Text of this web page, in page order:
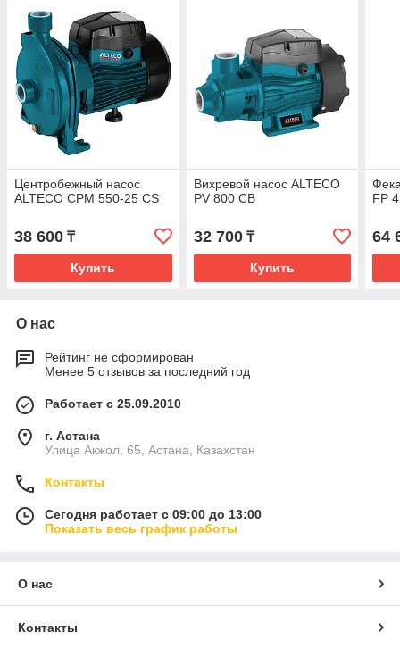
Центробежный насос
ALTECO CPM 550-25 CS
38 600 ₸
Купить
Вихревой насос ALTECO
PV 800 CB
32 700₸
Купить
FP
64
О нас
Рейтинг не сформирован
Менее 5 отзывов за последний год
Работает с 25.09.2010
г. Астана
Улица Акжол, 65, Астана, Казахстан
Контакты
Сегодня работает с 09:00 до 13:00
Показать весь график работы
О нас
Контакты